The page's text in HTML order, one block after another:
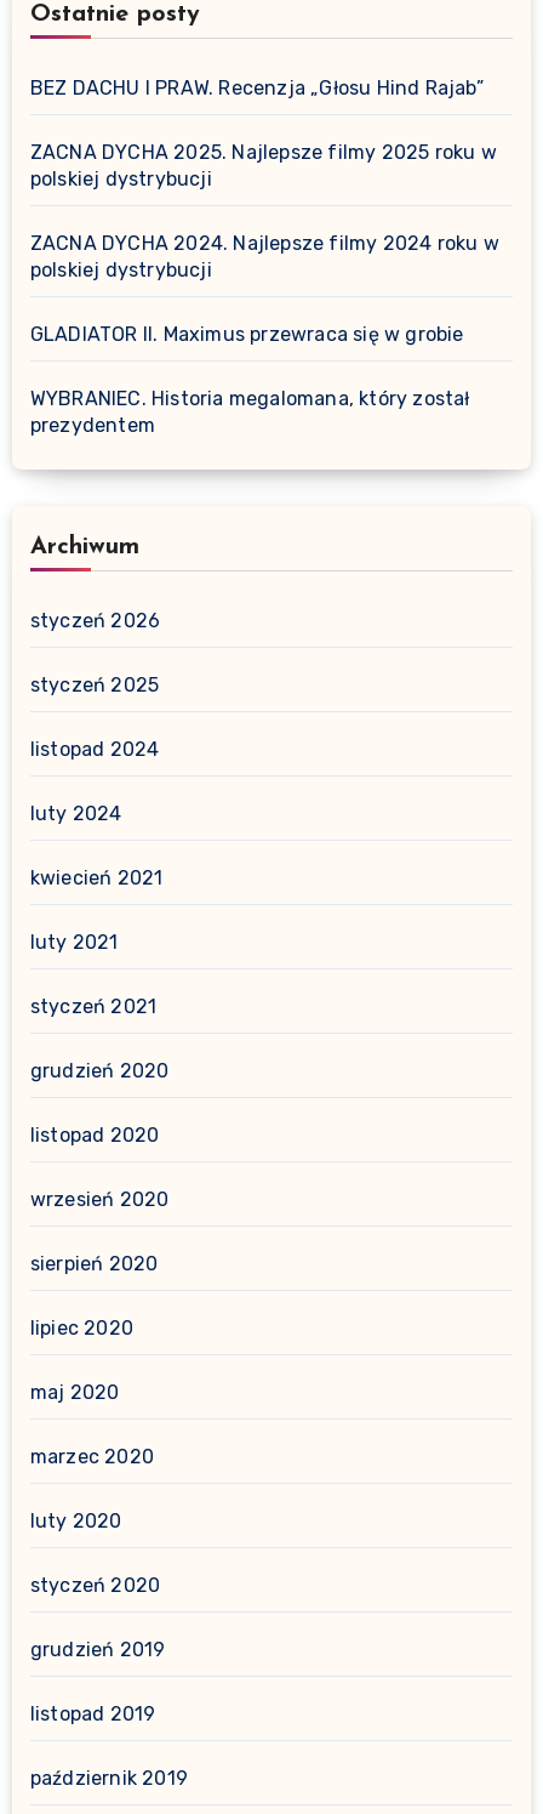
Ostatnie posty
BEZ DACHU I PRAW. Recenzja „Głosu Hind Rajab”
ZACNA DYCHA 2025. Najlepsze filmy 2025 roku w
polskiej dystrybucji
ZACNA DYCHA 2024. Najlepsze filmy 2024 roku w
polskiej dystrybucji
GLADIATOR II. Maximus przewraca się w grobie
WYBRANIEC. Historia megalomana, który został
prezydentem
Archiwum
styczeń 2026
styczeń 2025
listopad 2024
luty 2024
kwiecień 2021
luty 2021
styczeń 2021
grudzień 2020
listopad 2020
wrzesień 2020
sierpień 2020
lipiec 2020
maj 2020
marzec 2020
luty 2020
styczeń 2020
grudzień 2019
listopad 2019
październik 2019